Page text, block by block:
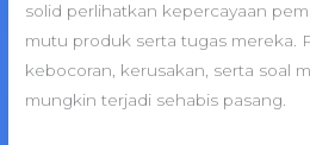
solid perlihatkan kepercayaan
mutu produk serta tugas mereka.
kebocoran, kerusakan, serta soal
mungkin terjadi sehabis pasang.